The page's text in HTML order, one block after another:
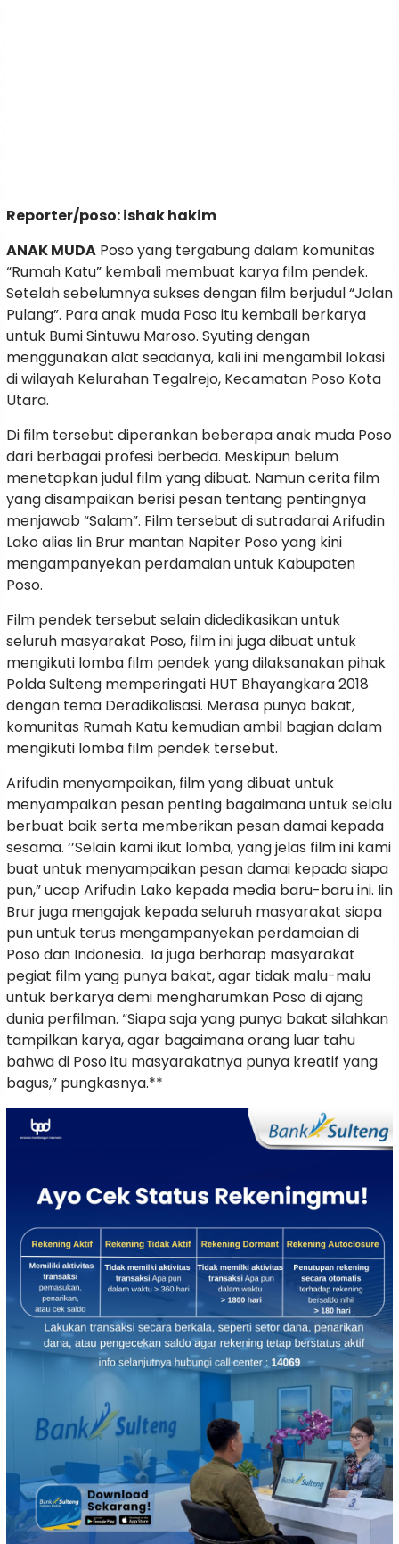
Reporter/poso: ishak hakim
ANAK MUDA Poso yang tergabung dalam komunitas
“Rumah Katu” kembali membuat karya film pendek.
Setelah sebelumnya sukses dengan film berjudul “Jalan
Pulang”. Para anak muda Poso itu kembali berkarya
untuk Bumi Sintuwu Maroso. Syuting dengan
menggunakan alat seadanya, kali ini mengambil lokasi
di wilayah Kelurahan Tegalrejo, Kecamatan Poso Kota
Utara.
Di film tersebut diperankan beberapa anak muda Poso
dari berbagai profesi berbeda. Meskipun belum
menetapkan judul film yang dibuat. Namun cerita film
yang disampaikan berisi pesan tentang pentingnya
menjawab “Salam”. Film tersebut di sutradarai Arifudin
Lako alias Iin Brur mantan Napiter Poso yang kini
mengampanyekan perdamaian untuk Kabupaten
Poso.
Film pendek tersebut selain didedikasikan untuk
seluruh masyarakat Poso, film ini juga dibuat untuk
mengikuti lomba film pendek yang dilaksanakan pihak
Polda Sulteng memperingati HUT Bhayangkara 2018
dengan tema Deradikalisasi. Merasa punya bakat,
komunitas Rumah Katu kemudian ambil bagian dalam
mengikuti lomba film pendek tersebut.
Arifudin menyampaikan, film yang dibuat untuk
menyampaikan pesan penting bagaimana untuk selalu
berbuat baik serta memberikan pesan damai kepada
sesama. ‘’Selain kami ikut lomba, yang jelas film ini kami
buat untuk menyampaikan pesan damai kepada siapa
pun,” ucap Arifudin Lako kepada media baru-baru ini. Iin
Brur juga mengajak kepada seluruh masyarakat siapa
pun untuk terus mengampanyekan perdamaian di
Poso dan Indonesia. Ia juga berharap masyarakat
pegiat film yang punya bakat, agar tidak malu-malu
untuk berkarya demi mengharumkan Poso di ajang
dunia perfilman. “Siapa saja yang punya bakat silahkan
tampilkan karya, agar bagaimana orang luar tahu
bahwa di Poso itu masyarakatnya punya kreatif yang
bagus,” pungkasnya.**